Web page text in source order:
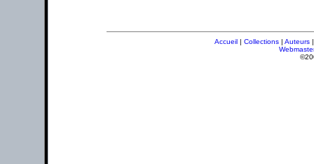
Accueil | Collections | Auteurs